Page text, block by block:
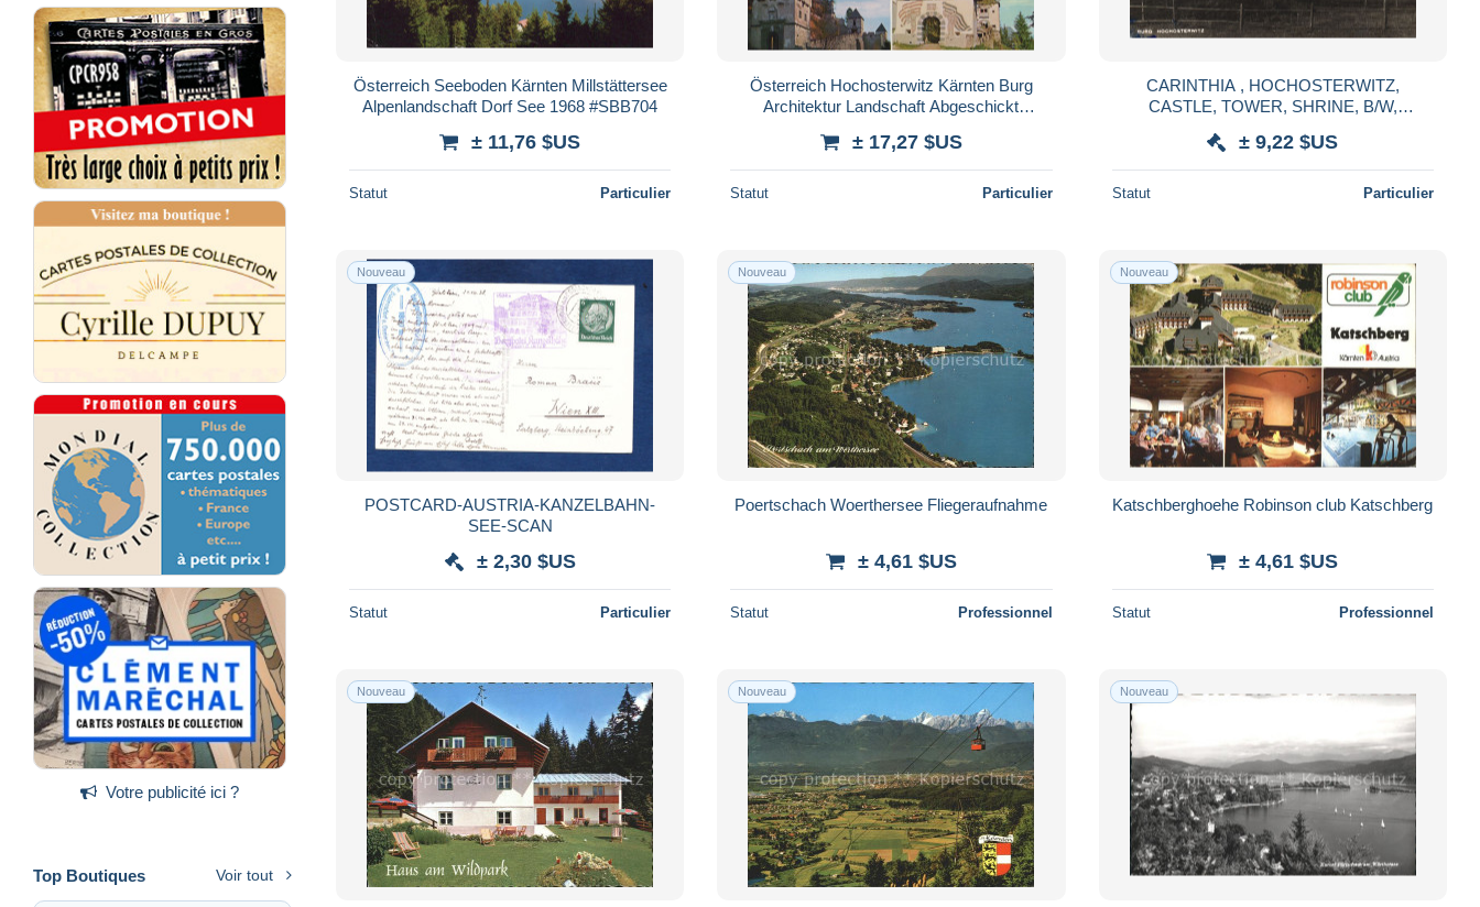
Votre publicité ici ?
Top Boutiques Voir tout
Österreich Seeboden Kärnten Millstättersee
Alpenlandschaft Dorf See 1968 #SBB704
± 11,76 $US
Statut Particulier
Österreich Hochosterwitz Kärnten Burg
Architektur Landschaft Abgeschickt
± 17,27 $US
Statut Particulier
CARINTHIA , HOCHOSTERWITZ,
CASTLE, TOWER, SHRINE, B/W,
± 9,22 $US
Statut Particulier
Nouveau
POSTCARD-AUSTRIA-KANZELBAHN-
SEE-SCAN
± 2,30 $US
Statut Particulier
Nouveau
Poertschach Woerthersee Fliegeraufnahme
± 4,61 $US
Statut Professionnel
Nouveau
Katschberghoehe Robinson club Katschberg
± 4,61 $US
Statut Professionnel
Nouveau Nouveau Nouveau